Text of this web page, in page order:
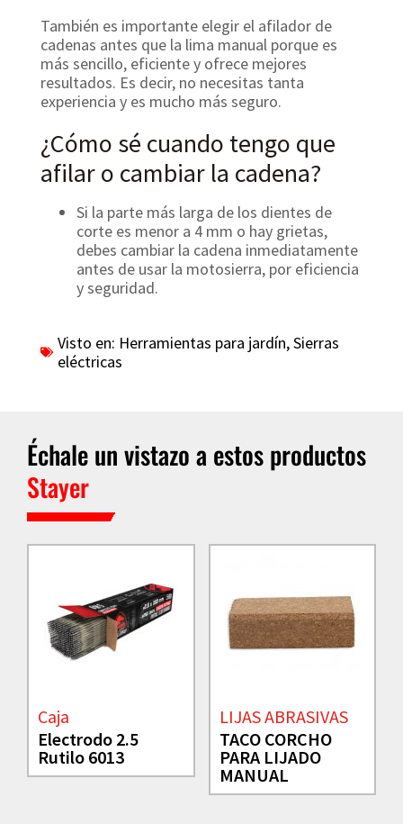
También es importante elegir el afilador de
cadenas antes que la lima manual porque es
más sencillo, eficiente y ofrece mejores
resultados. Es decir, no necesitas tanta
experiencia y es mucho más seguro.
¿Cómo sé cuando tengo que
afilar o cambiar la cadena?
Si la parte más larga de los dientes de
corte es menor a 4 mm o hay grietas,
debes cambiar la cadena inmediatamente
antes de usar la motosierra, por eficiencia
y seguridad.
Visto en: Herramientas para jardín,Sierras
eléctricas
Échale un vistazo a estos productos
Stayer
Caja
Electrodo 2.5
Rutilo 6013
LIJAS ABRASIVAS
TACO CORCHO
PARA LIJADO
MANUAL